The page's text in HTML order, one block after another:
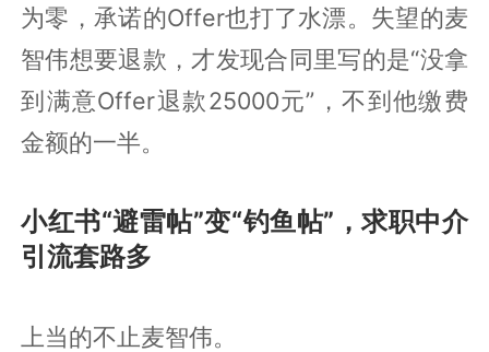
为零，承诺的Offer也打了水漂。失望的麦
智伟想要退款，才发现合同里写的是“没拿
到满意Offer退款25000元”，不到他缴费
金额的一半。
小红书“避雷帖”变“钓鱼帖”，求职中介
引流套路多
上当的不止麦智伟。